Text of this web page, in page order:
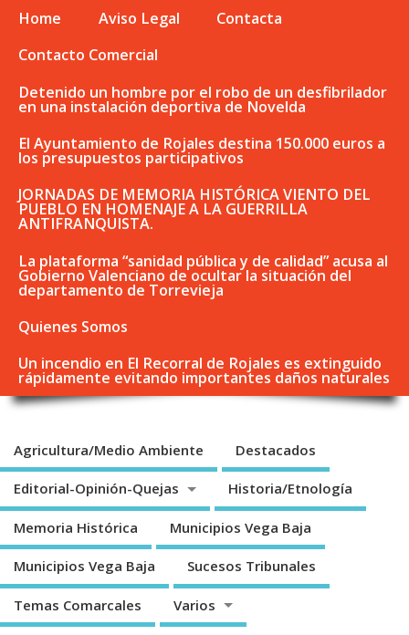
Home Aviso Legal
Contacta
Contacto Comercial
Detenido un hombre por el robo de un desfibrilador
en una instalación deportiva de Novelda
El Ayuntamiento de Rojales destina 150.000 euros a
los presupuestos participativos
JORNADAS DE MEMORIA HISTÓRICA VIENTO DEL
PUEBLO EN HOMENAJE A LA GUERRILLA
ANTIFRANQUISTA.
La plataforma “sanidad pública y de calidad” acusa al
Gobierno Valenciano de ocultar la situación del
departamento de Torrevieja
Quienes Somos
Un incendio en El Recorral de Rojales es extinguido
rápidamente evitando importantes daños naturales
Agricultura/Medio Ambiente Destacados
Editorial-Opinión-Quejas Historia/Etnología
Memoria Histórica Municipios Vega Baja
Municipios Vega Baja Sucesos Tribunales
Temas Comarcales Varios